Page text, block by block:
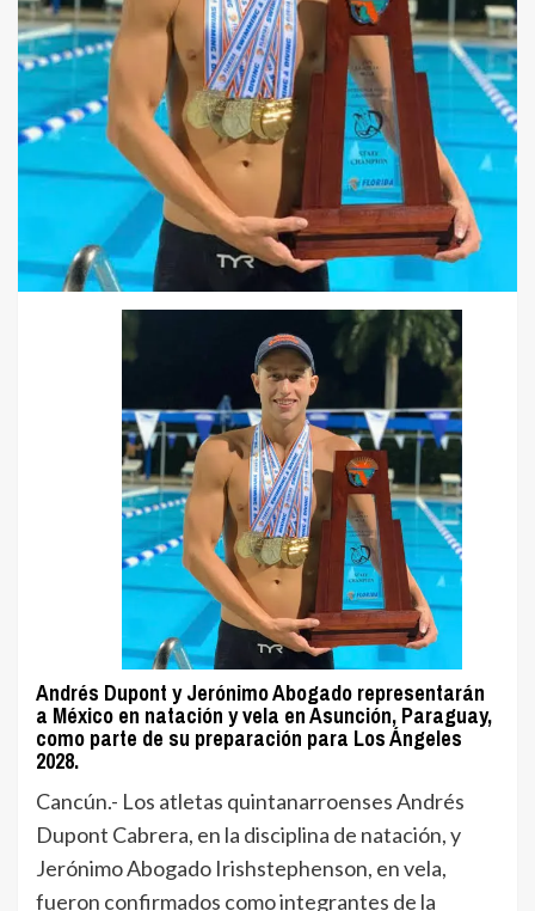
Andrés Dupont y Jerónimo Abogado representarán
a México en natación y vela en Asunción, Paraguay,
como parte de su preparación para Los Ángeles
2028.
Cancún.- Los atletas quintanarroenses Andrés
Dupont Cabrera, en la disciplina de natación, y
Jerónimo Abogado Irishstephenson, en vela,
fueron confirmados como integrantes de la